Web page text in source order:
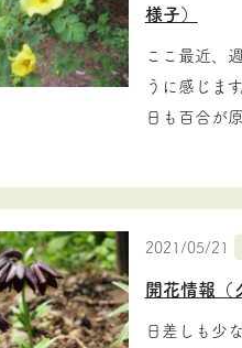
様子）
ここ最近、
うに感じま
日も百合が
2021/05/21
開花情報（
日差しも少